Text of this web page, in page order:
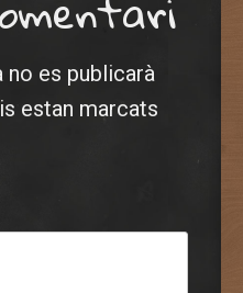
es publicarà
estan marcats